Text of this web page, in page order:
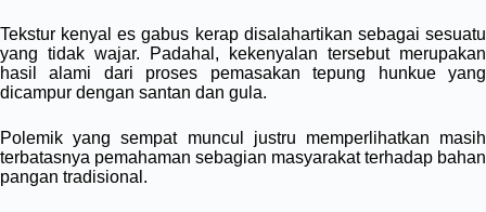
Tekstur kenyal es gabus kerap disalahartikan sebagai sesuatu
yang tidak wajar. Padahal, kekenyalan tersebut merupakan
hasil alami dari proses pemasakan tepung hunkue yang
dicampur dengan santan dan gula.
Polemik yang sempat muncul justru memperlihatkan masih
terbatasnya pemahaman sebagian masyarakat terhadap bahan
pangan tradisional.